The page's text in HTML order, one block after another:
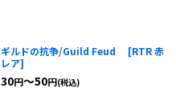
ギルドの抗争/Guild Feud [RTR 赤
レア]
30円～50円(税込)